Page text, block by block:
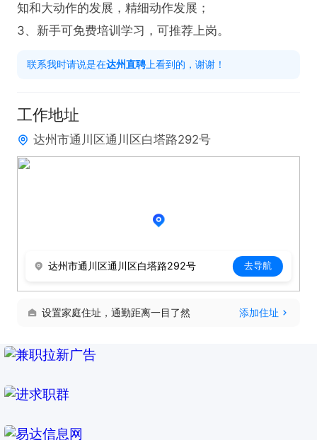
知和大动作的发展，精细动作发展；
3、新手可免费培训学习，可推荐上岗。
联系我时请说是在达州直聘 上看到的，谢谢！
工作地址
达州市通川区通川区白塔路292号
达州市通川区通川区白塔路292号 去导航
设置家庭住址，通勤距离一目了然 添加住址